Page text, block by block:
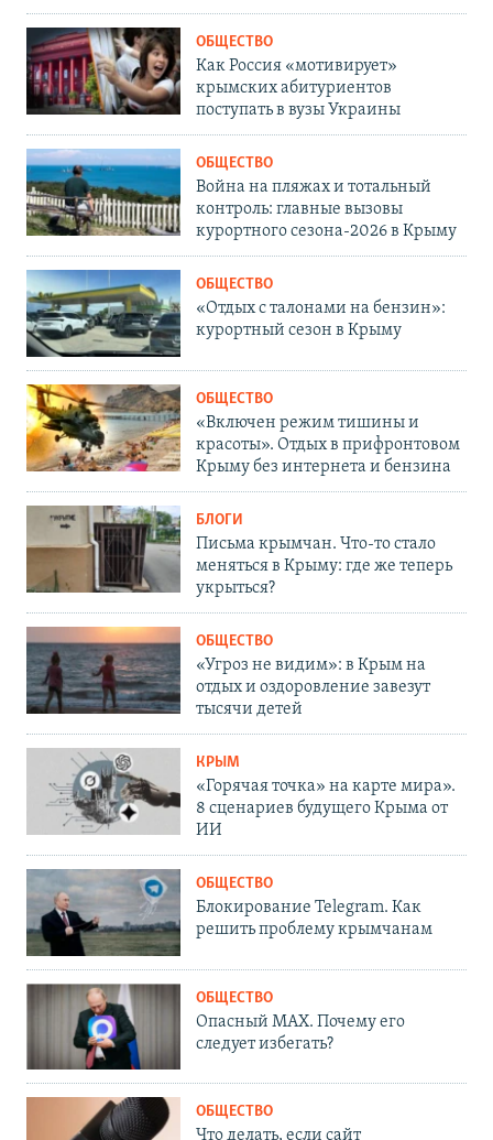
ОБЩЕСТВО
Как Россия «мотивирует»
крымских абитуриентов
поступать в вузы Украины
ОБЩЕСТВО
Война на пляжах и тотальный
контроль: главные вызовы
курортного сезона-2026 в Крыму
ОБЩЕСТВО
«Отдых с талонами на бензин»:
курортный сезон в Крыму
ОБЩЕСТВО
«Включен режим тишины и
красоты». Отдых в прифронтовом
Крыму без интернета и бензина
БЛОГИ
Письма крымчан. Что-то стало
меняться в Крыму: где же теперь
укрыться?
ОБЩЕСТВО
«Угроз не видим»: в Крым на
отдых и оздоровление завезут
тысячи детей
КРЫМ
«Горячая точка» на карте мира».
8 сценариев будущего Крыма от
ИИ
ОБЩЕСТВО
Блокирование Telegram. Как
решить проблему крымчанам
ОБЩЕСТВО
Опасный MAX. Почему его
следует избегать?
ОБЩЕСТВО
Что делать, если сайт